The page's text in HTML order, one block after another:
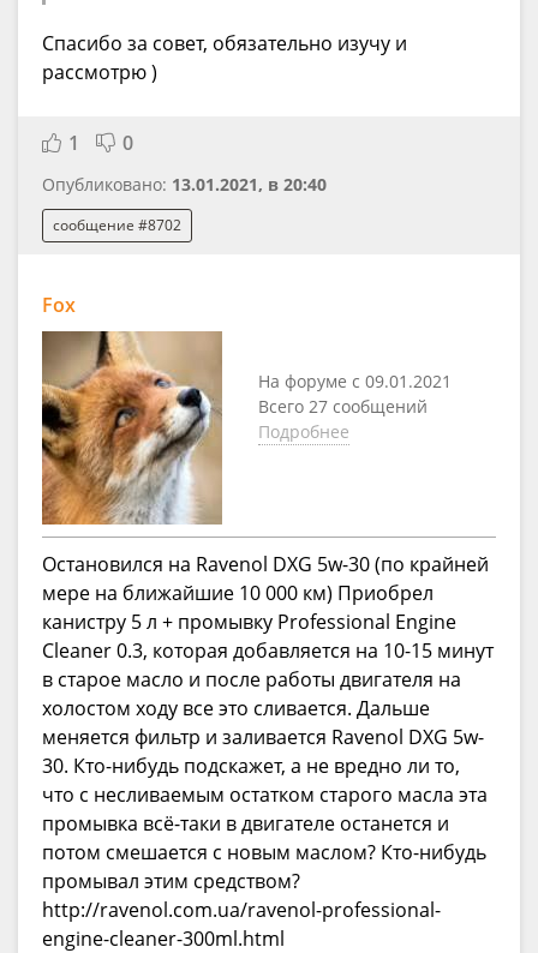
Спасибо за совет, обязательно изучу и
рассмотрю )
1 0
Опубликовано: 13.01.2021, в 20:40
сообщение #8702
Fox
На форуме с 09.01.2021
Всего 27 сообщений
Подробнее
Остановился на Ravenol DXG 5w-30 (по крайней
мере на ближайшие 10 000 км) Приобрел
канистру 5 л + промывку Professional Engine
Cleaner 0.3, которая добавляется на 10-15 минут
в старое масло и после работы двигателя на
холостом ходу все это сливается. Дальше
меняется фильтр и заливается Ravenol DXG 5w-
30. Кто-нибудь подскажет, а не вредно ли то,
что с несливаемым остатком старого масла эта
промывка всё-таки в двигателе останется и
потом смешается с новым маслом? Кто-нибудь
промывал этим средством?
http://ravenol.com.ua/ravenol-professional-
engine-cleaner-300ml.html